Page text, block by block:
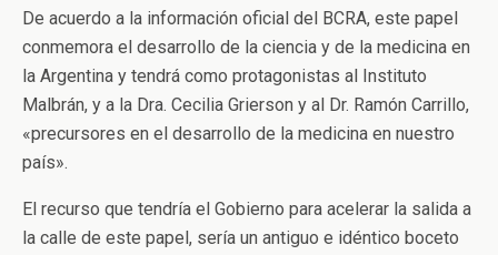
De acuerdo a la información oficial del BCRA, este papel
conmemora el desarrollo de la ciencia y de la medicina en
la Argentina y tendrá como protagonistas al Instituto
Malbrán, y a la Dra. Cecilia Grierson y al Dr. Ramón Carrillo,
«precursores en el desarrollo de la medicina en nuestro
país».
El recurso que tendría el Gobierno para acelerar la salida a
la calle de este papel, sería un antiguo e idéntico boceto